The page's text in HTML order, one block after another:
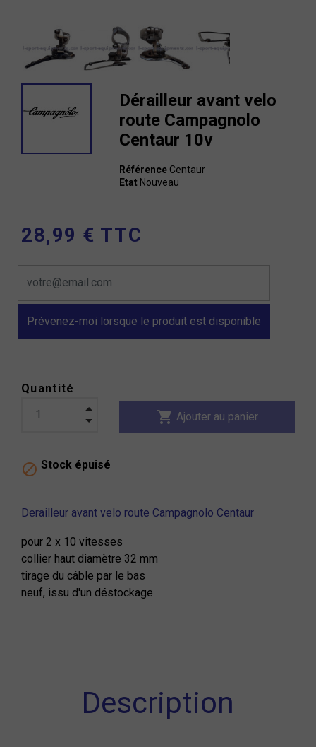
Dérailleur avant velo
route Campagnolo
Centaur 10v
Référence Centaur
Etat Nouveau
28,99 € TTC
Prévenez-moi lorsque le produit est disponible
Quantité
shopping_cart Ajouter au panier
 Stock épuisé
Derailleur avant velo route Campagnolo Centaur
pour 2 x 10 vitesses
collier haut diamètre 32 mm
tirage du câble par le bas
neuf, issu d'un déstockage
Description